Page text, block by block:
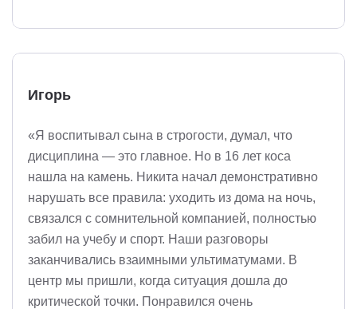
Игорь
«Я воспитывал сына в строгости, думал, что
дисциплина — это главное. Но в 16 лет коса
нашла на камень. Никита начал демонстративно
нарушать все правила: уходить из дома на ночь,
связался с сомнительной компанией, полностью
забил на учебу и спорт. Наши разговоры
заканчивались взаимными ультиматумами. В
центр мы пришли, когда ситуация дошла до
критической точки. Понравился очень